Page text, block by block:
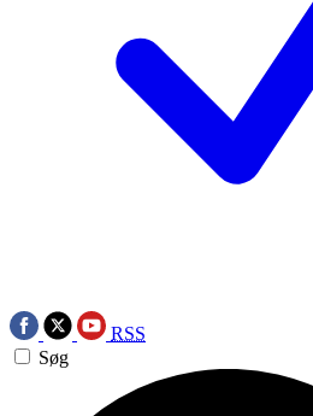
RSS
Søg